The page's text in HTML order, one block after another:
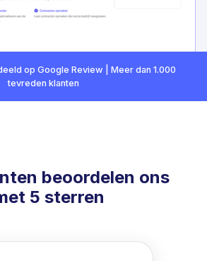
op Google Review | Meer dan 1.000
tevreden klanten
beoordelen ons
5 sterren